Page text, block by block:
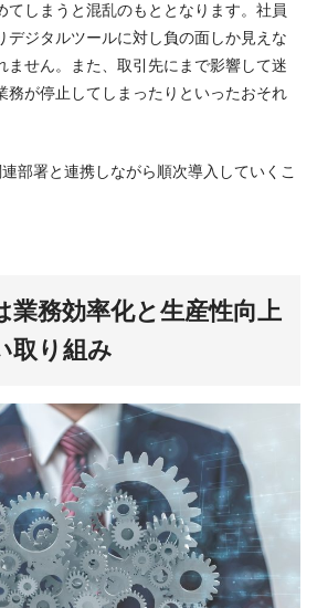
てしまうと混乱のもととなります。社員
デジタルツールに対し負の面しか見えな
ません。また、取引先にまで影響して迷
務が停止してしまったりといったおそれ
部署と連携しながら順次導入していくこ
業務効率化と生産性向上
取り組み